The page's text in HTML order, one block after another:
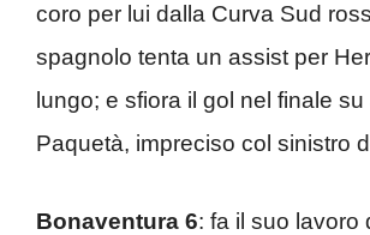
coro per lui dalla Curva Sud
spagnolo tenta un assist per
lungo; e sfiora il gol nel finale
Paquetà, impreciso col sinistro
Bonaventura 6: fa il suo lavoro